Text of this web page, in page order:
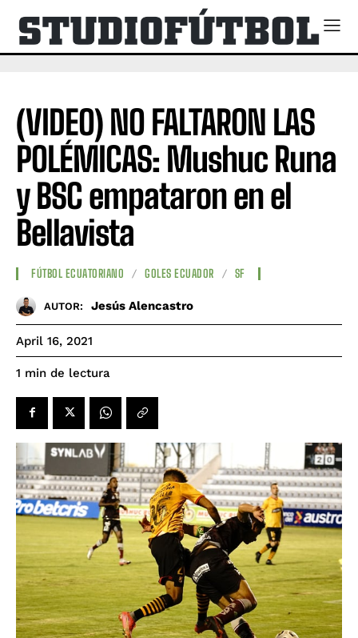
(VIDEO) NO FALTARON LAS
POLÉMICAS: Mushuc Runa
y BSC empataron en el
Bellavista
FÚTBOL ECUATORIANO GOLES ECUADOR SF
AUTOR: Jesús Alencastro
April 16, 2021
1 min de lectura